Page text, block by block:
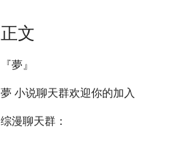
正文
『夢』
夢 小说聊天群欢迎你的加入
综漫聊天群：